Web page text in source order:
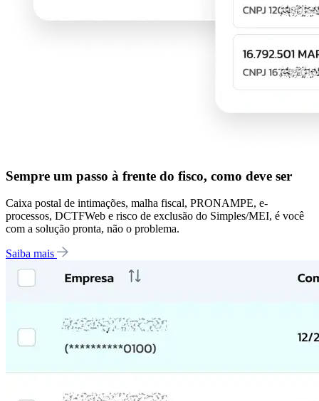
Sempre um passo à frente do fisco, como deve ser
Caixa postal de intimações, malha fiscal, PRONAMPE, e-
processos, DCTFWeb e risco de exclusão do Simples/MEI, é você
com a solução pronta, não o problema.
Saiba mais